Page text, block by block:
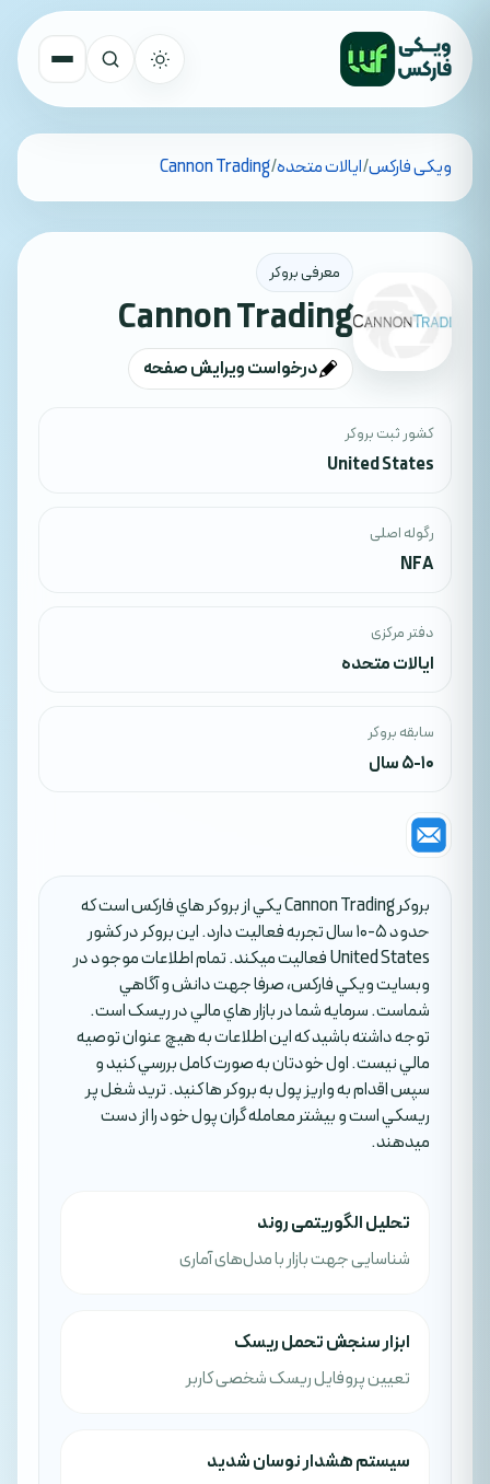
تمام کشورهاویکی فارکس/ایالات متحده/
Cannon Trading
معرفی بروکر
Cannon Trading
درخواست ویرایش صفحه
کشور ثبت بروکر
United States
رگوله اصلی
NFA
دفتر مرکزی
ایالات متحده
سابقه بروکر
5-10 سال
بروکر Cannon Trading يکي از بروکر هاي فارکس است که
حدود 5-10 سال تجربه فعاليت دارد. اين بروکر در کشور
United States فعاليت ميکند. تمام اطلاعات موجود در
وبسايت ويکي فارکس، صرفا جهت دانش و آگاهي
شماست. سرمايه شما در بازار هاي مالي در ريسک است.
توجه داشته باشيد که اين اطلاعات به هيچ عنوان توصيه
مالي نيست. اول خودتان به صورت کامل بررسي کنيد و
سپس اقدام به واريز پول به بروکر ها کنيد. تريد شغل پر
ريسکي است و بيشتر معامله گران پول خود را از دست
ميدهند.
تحلیل الگوریتمی روند
شناسایی جهت بازار با مدل‌های آماری
ابزار سنجش تحمل ریسک
تعیین پروفایل ریسک شخصی کاربر
سیستم هشدار نوسان شدید